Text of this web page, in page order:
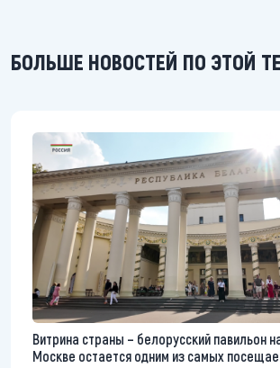
БОЛЬШЕ НОВОСТЕЙ ПО ЭТОЙ
Витрина страны – белорусский павильон
Москве остается одним из самых